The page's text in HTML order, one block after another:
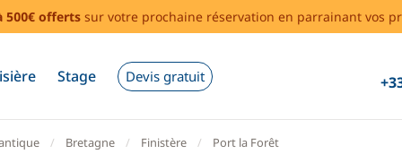
500€ offerts sur votre prochaine réservation en parrainant vos
Stage Devis gratuit
Bretagne Finistère Port la Forêt